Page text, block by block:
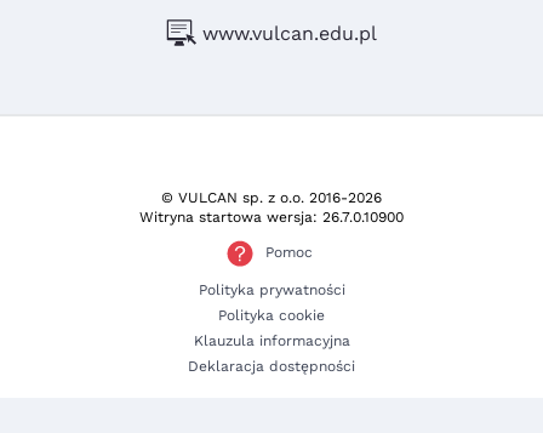
www.vulcan.edu.pl
© VULCAN sp. z o.o. 2016-2026
Witryna startowa wersja: 26.7.0.10900
Pomoc
Polityka prywatności
Polityka cookie
Klauzula informacyjna
Deklaracja dostępności